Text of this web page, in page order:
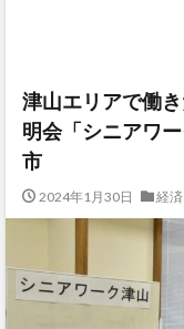
津山エリアで働
明会「シニアワ
市
2024年1月30日 経